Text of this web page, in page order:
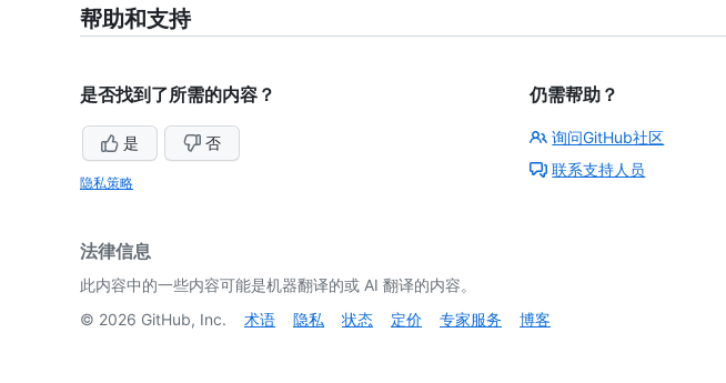
帮助和支持
是否找到了所需的内容？
是 否
隐私策略
仍需帮助？
询问GitHub社区
联系支持人员
法律信息
此内容中的一些内容可能是机器翻译的或 AI 翻译的内容。
© 2026 GitHub, Inc. 术语 隐私 状态 定价 专家服务 博客